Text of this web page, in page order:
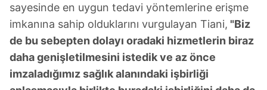
sayesinde en uygun tedavi yöntemlerine erişme
imkanına sahip olduklarını vurgulayan Tiani, "Biz
de bu sebepten dolayı oradaki hizmetlerin biraz
daha genişletilmesini istedik ve az önce
imzaladığımız sağlık alanındaki işbirliği